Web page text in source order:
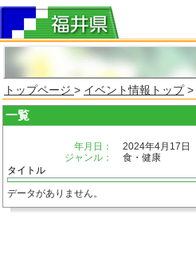
トップページ > イベント情報トップ>
一覧
年月日：
2024年4月17日
ジャンル：
食・健康
タイトル
データがありません。